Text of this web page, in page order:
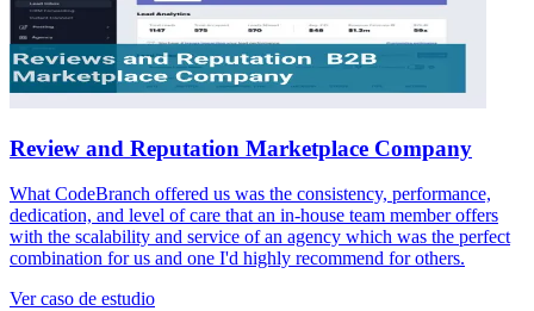
Review and Reputation Marketplace Company
What CodeBranch offered us was the consistency, performance,
dedication, and level of care that an in-house team member offers
with the scalability and service of an agency which was the perfect
combination for us and one I'd highly recommend for others.
Ver caso de estudio